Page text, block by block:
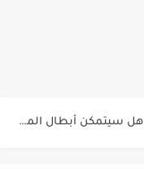
سيمبا - نهضة بركان: هل سيتمكن أبطال المغرب من الحفاظ...